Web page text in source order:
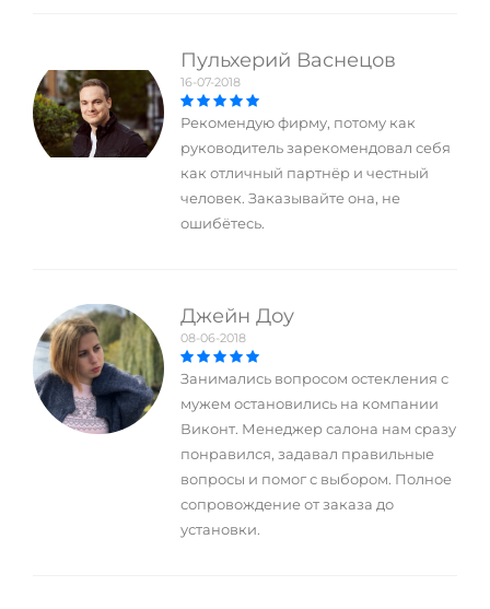
Пульхерий Васнецов
16-07-2018
Рекомендую фирму, потому как
руководитель зарекомендовал себя
как отличный партнёр и честный
человек. Заказывайте она, не
ошибётесь.
Джейн Доу
08-06-2018
Занимались вопросом остекления с
мужем остановились на компании
Виконт. Менеджер салона нам сразу
понравился, задавал правильные
вопросы и помог с выбором. Полное
сопровождение от заказа до
установки.